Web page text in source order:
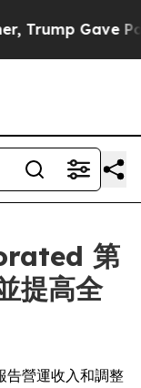
第
提高全
告營運收入和調整